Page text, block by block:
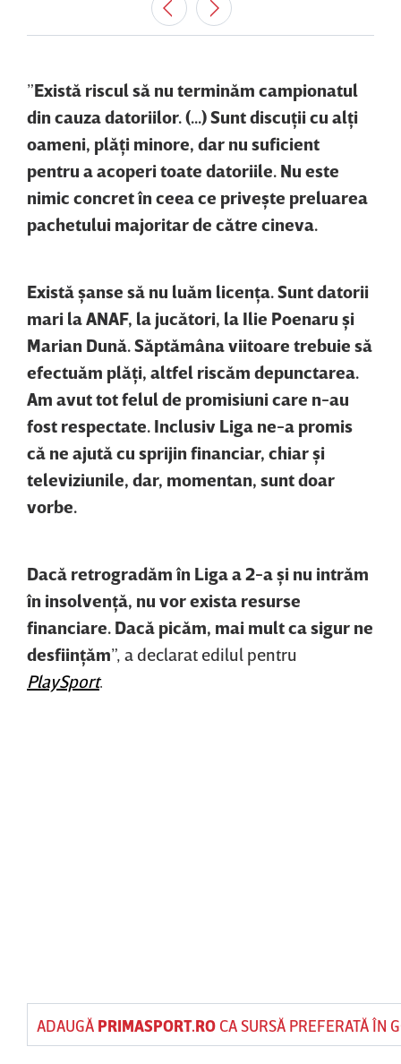
”Există riscul să nu terminăm campionatul
din cauza datoriilor. (...) Sunt discuţii cu alţi
oameni, plăţi minore, dar nu suficient
pentru a acoperi toate datoriile. Nu este
nimic concret în ceea ce priveşte preluarea
pachetului majoritar de către cineva.
Există şanse să nu luăm licenţa. Sunt datorii
mari la ANAF, la jucători, la Ilie Poenaru şi
Marian Dună. Săptămâna viitoare trebuie să
efectuăm plăţi, altfel riscăm depunctarea.
Am avut tot felul de promisiuni care n-au
fost respectate. Inclusiv Liga ne-a promis
că ne ajută cu sprijin financiar, chiar şi
televiziunile, dar, momentan, sunt doar
vorbe.
Dacă retrogradăm în Liga a 2-a şi nu intrăm
în insolvenţă, nu vor exista resurse
financiare. Dacă picăm, mai mult ca sigur ne
desfiinţăm”, a declarat edilul pentru
PlaySport.
ADAUGĂ PRIMASPORT.ROCA SURSĂ PREFERATĂ ÎN